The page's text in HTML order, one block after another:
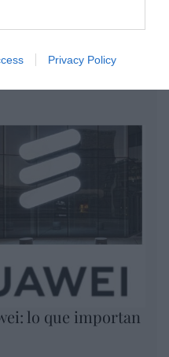
Privacy Policy
lo que importan